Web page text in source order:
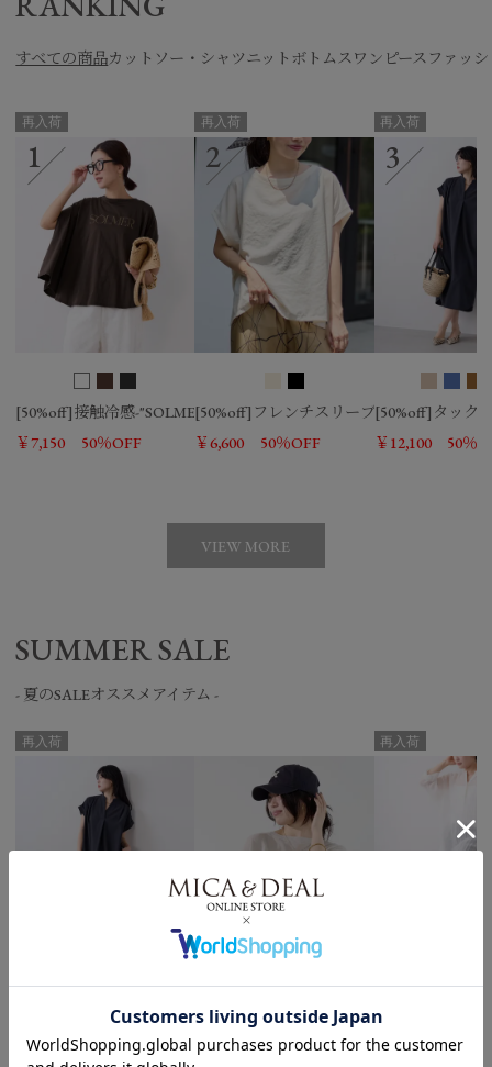
すべての商品カットソー・シャツニット ボトムスワンピース ファッ
再入荷
[50%off]接触冷感-"SOLMER"ロゴフレアスリーブT-shirt
￥7,150
50％OFF
再入荷
[50%off]フレンチスリーブシアーTブラウ
￥6,600
50％OFF
再入荷
[50%off]タック
￥12,100
50％
VIEW MORE
SUMMER SALE
- 夏のSALEオススメアイテム -
再入荷
[50%off]タックショルダーワンピース
￥12,100
50％OFF
[50%off]ハイゲージボートネックルーズ
￥9,350
50％OFF
再入荷